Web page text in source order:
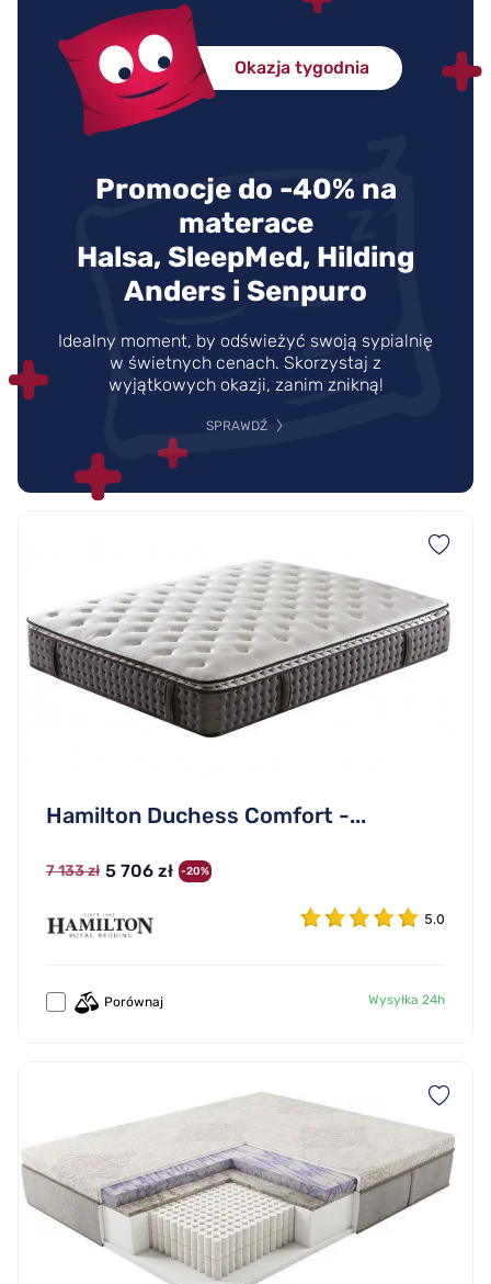
Okazja tygodnia
Promocje do -40% na
materace
Halsa, SleepMed, Hilding
Anders i Senpuro
Idealny moment, by odświeżyć swoją sypialnię
w świetnych cenach. Skorzystaj z
wyjątkowych okazji, zanim znikną!
SPRAWDŹ
Hamilton Duchess Comfort -...
7 133 zł 5 706 zł -20%
5.0
Porównaj Wysyłka 24h